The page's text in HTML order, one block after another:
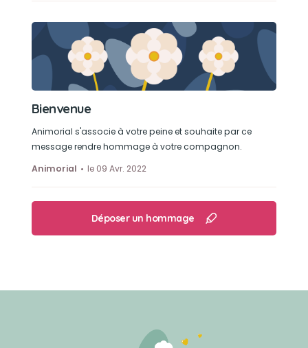
Bienvenue
Animorial s'associe à votre peine et souhaite par ce
message rendre hommage à votre compagnon.
Animorial
le 09 Avr. 2022
Déposer un hommage